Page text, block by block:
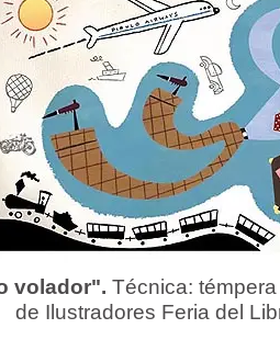
volador". Técnica:
de Ilustradores Feria del